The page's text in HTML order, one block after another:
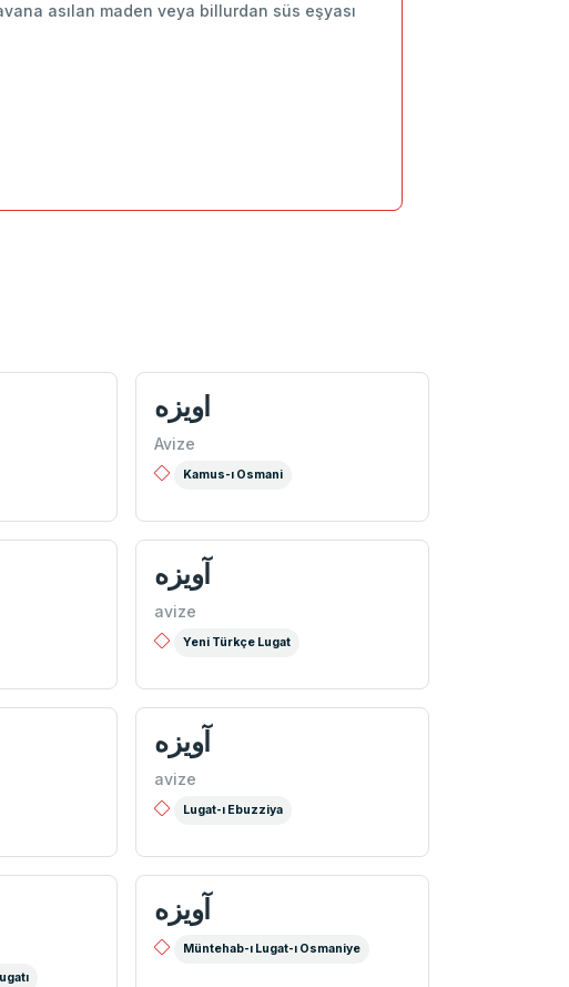
asılan maden veya billurdan süs eşyası
اويزه
Avize
Kamus-ı Osmani
آویزه
avize
Yeni Türkçe Lugat
آویزه
avize
Lugat-ı Ebuzziya
آويزه
Müntehab-ı Lugat-ı Osmaniye